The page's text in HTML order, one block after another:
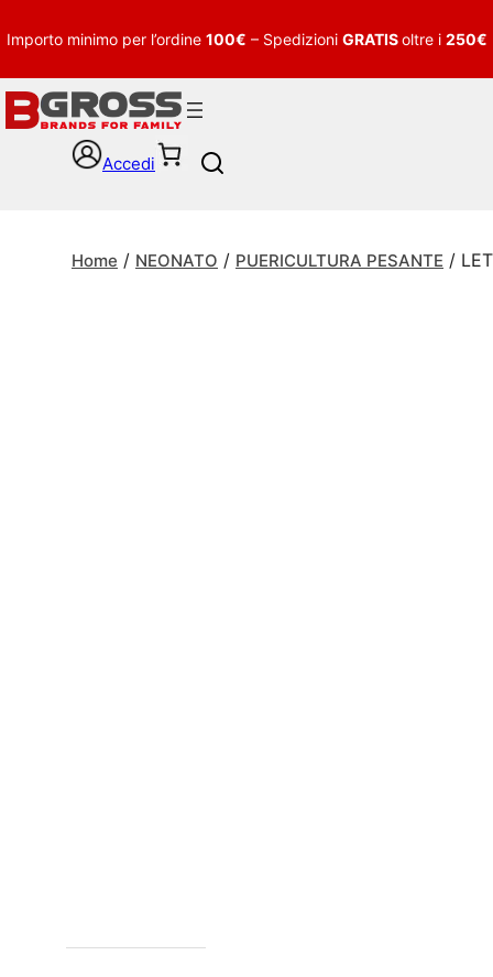
Importo minimo per l’ordine 100€ – Spedizioni GRATISoltre i 250€
Accedi
c
Home / NEONATO / PUERICULTURA PESANTE /